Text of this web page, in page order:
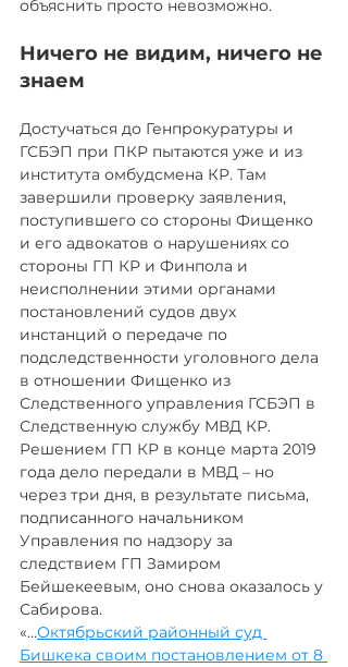
объяснить просто невозможно.
Ничего не видим, ничего не
знаем
Достучаться до Генпрокуратуры и
ГСБЭП при ПКР пытаются уже и из
института омбудсмена КР. Там
завершили проверку заявления,
поступившего со стороны Фищенко
и его адвокатов о нарушениях со
стороны ГП КР и Финпола и
неисполнении этими органами
постановлений судов двух
инстанций о передаче по
подследственности уголовного дела
в отношении Фищенко из
Следственного управления ГСБЭП в
Следственную службу МВД КР.
Решением ГП КР в конце марта 2019
года дело передали в МВД – но
через три дня, в результате письма,
подписанного начальником
Управления по надзору за
следствием ГП Замиром
Бейшекеевым, оно снова оказалось у
Сабирова.
«…Октябрьский районный суд
Бишкека своим постановлением от 8